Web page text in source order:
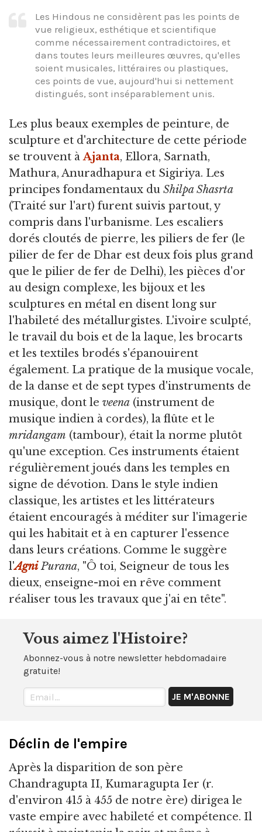
Les Hindous ne considèrent pas les points de
vue religieux, esthétique et scientifique
comme nécessairement contradictoires, et
dans toutes leurs meilleures œuvres, qu'elles
soient musicales, littéraires ou plastiques,
ces points de vue, aujourd'hui si nettement
distingués, sont inséparablement unis.
Les plus beaux exemples de peinture, de
sculpture et d'architecture de cette période
se trouvent àAjanta, Ellora, Sarnath,
Mathura, Anuradhapura et Sigiriya. Les
principes fondamentaux du Shilpa Shasrta
(Traité sur l'art) furent suivis partout, y
compris dans l'urbanisme. Les escaliers
dorés cloutés de pierre, les piliers de fer (le
pilier de fer de Dhar est deux fois plus grand
que le pilier de fer de Delhi), les pièces d'or
au design complexe, les bijoux et les
sculptures en métal en disent long sur
l'habileté des métallurgistes. L'ivoire sculpté,
le travail du bois et de la laque, les brocarts
et les textiles brodés s'épanouirent
également. La pratique de la musique vocale,
de la danse et de sept types d'instruments de
musique, dont le veena (instrument de
musique indien à cordes), la flûte et le
mridangam (tambour), était la norme plutôt
qu'une exception. Ces instruments étaient
régulièrement joués dans les temples en
signe de dévotion. Dans le style indien
classique, les artistes et les littérateurs
étaient encouragés à méditer sur l'imagerie
qui les habitait et à en capturer l'essence
dans leurs créations. Comme le suggère
l'AgniPurana, "Ô toi, Seigneur de tous les
dieux, enseigne-moi en rêve comment
réaliser tous les travaux que j'ai en tête".
Vous aimez l'Histoire?
Abonnez-vous à notre newsletter hebdomadaire
gratuite!
Déclin de l'empire
Après la disparition de son père
Chandragupta II, Kumaragupta Ier (r.
d'environ 415 à 455 de notre ère) dirigea le
vaste empire avec habileté et compétence. Il